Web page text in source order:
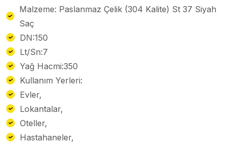
Malzeme: Paslanmaz Çelik (304 Kalite) St 37 Siyah
Saç
DN:150
Lt/Sn:7
Yağ Hacmi:350
Kullanım Yerleri:
Evler,
Lokantalar,
Oteller,
Hastahaneler,